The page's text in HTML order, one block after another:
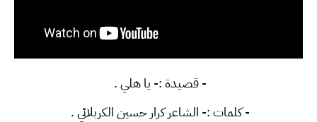
- قصيدة :- يا هلي .
- كلمات :- الشاعر كرار حسين الكربلائي .